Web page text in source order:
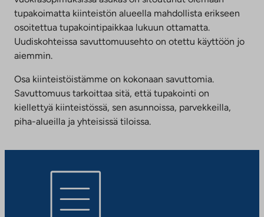
tupakoimatta kiinteistön alueella mahdollista erikseen
osoitettua tupakointipaikkaa lukuun ottamatta.
Uudiskohteissa savuttomuusehto on otettu käyttöön jo
aiemmin.
Osa kiinteistöistämme on kokonaan savuttomia.
Savuttomuus tarkoittaa sitä, että tupakointi on
kiellettyä kiinteistössä, sen asunnoissa, parvekkeilla,
piha-alueilla ja yhteisissä tiloissa.